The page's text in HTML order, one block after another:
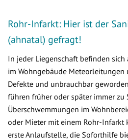
Rohr-Infarkt: Hier ist der
(ahnatal) gefragt!
In jeder Liegenschaft befinden
im Wohngebäude Meteorleitungen
Defekte und unbrauchbar
führen früher oder später immer zu
Überschwemmungen im
oder Mieter mit einem Rohr-
erste Anlaufstelle, die Soforthilfe